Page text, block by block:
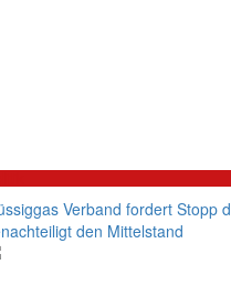
Verband fordert Stopp
den Mittelstand